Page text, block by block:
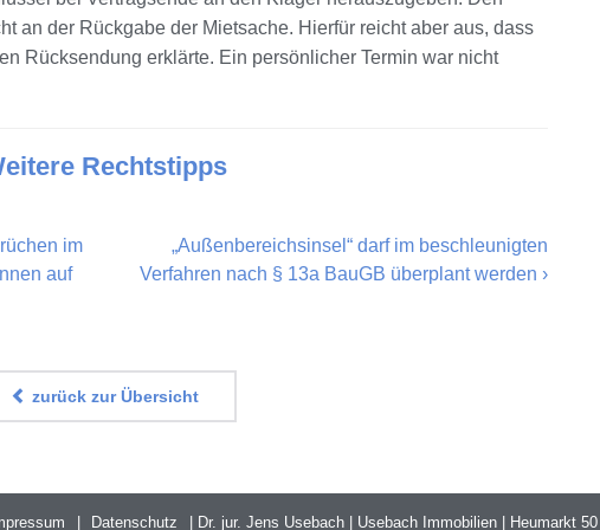
an der Rückgabe der Mietsache. Hierfür reicht aber aus, dass
Rücksendung erklärte. Ein persönlicher Termin war nicht
Rechtstipps
im
auf
„Außenbereichsinsel“ darf im beschleunigten
Verfahren nach § 13a BauGB überplant werden ›
zurück zur Übersicht
Datenschutz Dr. jur. Jens Usebach | Usebach Immobilien | Heumarkt